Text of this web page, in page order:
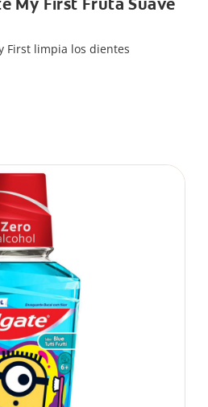
My First Fruta Suave
First limpia los dientes